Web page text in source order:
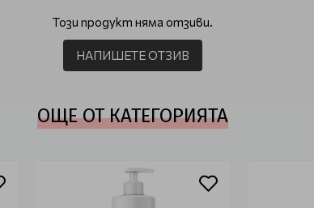
Този продукт няма отзиви.
НАПИШЕТЕ ОТЗИВ
ОЩЕ ОТ КАТЕГОРИЯТА